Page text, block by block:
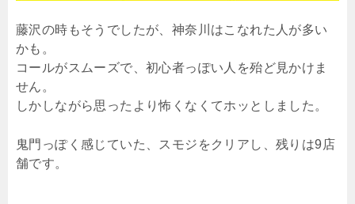
藤沢の時もそうでしたが、神奈川はこなれた人が多い
かも。
コールがスムーズで、初心者っぽい人を殆ど見かけま
せん。
しかしながら思ったより怖くなくてホッとしました。
鬼門っぽく感じていた、スモジをクリアし、残りは9店
舗です。